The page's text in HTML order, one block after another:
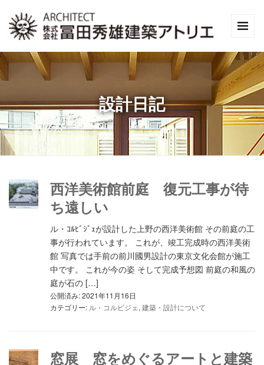
設計日記
西洋美術館前庭 復元工事が待
ち遠しい
ル・ｺﾙﾋﾞｼﾞｪが設計した上野の西洋美術館 その前庭の工
事が行われています。 これが、竣工完成時の西洋美術
館 写真では手前の前川國男設計の東京文化会館が施工
中です。 これが今の姿 そして完成予想図 前庭の和風の
庭が石の […]
公開済み: 2021年11月16日
カテゴリー: ル・コルビジェ, 建築・設計について
窓展 窓をめぐるアートと建築